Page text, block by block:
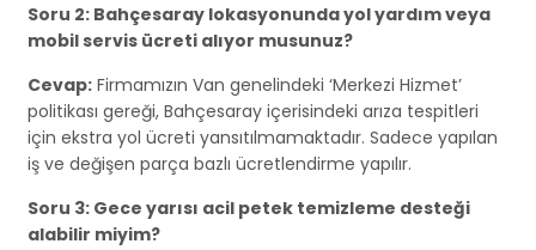
Soru 2: Bahçesaray lokasyonunda yol yardım veya
mobil servis ücreti alıyor musunuz?
Cevap: Firmamızın Van genelindeki ‘Merkezi Hizmet’
politikası gereği, Bahçesaray içerisindeki arıza tespitleri
için ekstra yol ücreti yansıtılmamaktadır. Sadece yapılan
iş ve değişen parça bazlı ücretlendirme yapılır.
Soru 3: Gece yarısı acil petek temizleme desteği
alabilir miyim?